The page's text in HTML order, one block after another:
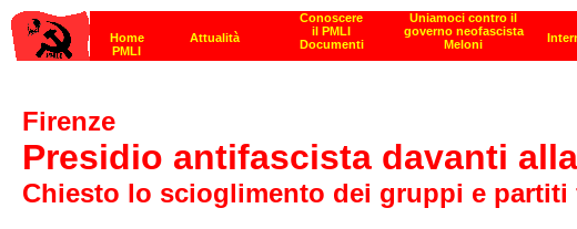
Firenze
Presidio antifascista davanti
Chiesto lo scioglimento dei gruppi e partiti